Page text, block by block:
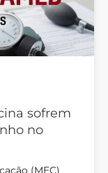
sofrem
no
(MEC)